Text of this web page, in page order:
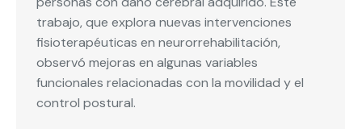
trabajo, que explora nuevas intervenciones
fisioterapéuticas en neurorrehabilitación,
observó mejoras en algunas variables
funcionales relacionadas con la movilidad y el
control postural.